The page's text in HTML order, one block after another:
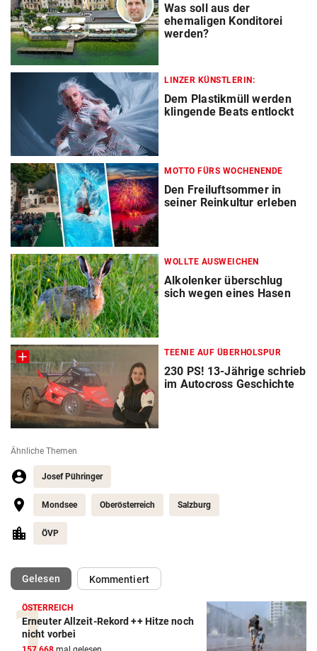
Was soll aus der
ehemaligen Konditorei
werden?
LINZER KÜNSTLERIN:
Dem Plastikmüll werden
klingende Beats entlockt
MOTTO FÜRS WOCHENENDE
Den Freiluftsommer in
seiner Reinkultur erleben
WOLLTE AUSWEICHEN
Alkolenker überschlug
sich wegen eines Hasen
TEENIE AUF ÜBERHOLSPUR
230 PS! 13-Jährige schrieb
im Autocross Geschichte
Ähnliche Themen
Josef Pühringer
Mondsee Oberösterreich Salzburg
ÖVP
Gelesen(ausgewählt)Kommentiert
ÖSTERREICH
Erneuter Allzeit-Rekord ++ Hitze noch
nicht vorbei